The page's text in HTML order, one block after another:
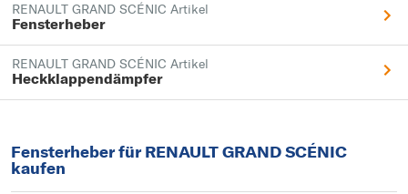
RENAULT GRAND SCÉNIC Artikel
Fensterheber
RENAULT GRAND SCÉNIC Artikel
Heckklappendämpfer
Fensterheber für RENAULT GRAND SCÉNIC
kaufen